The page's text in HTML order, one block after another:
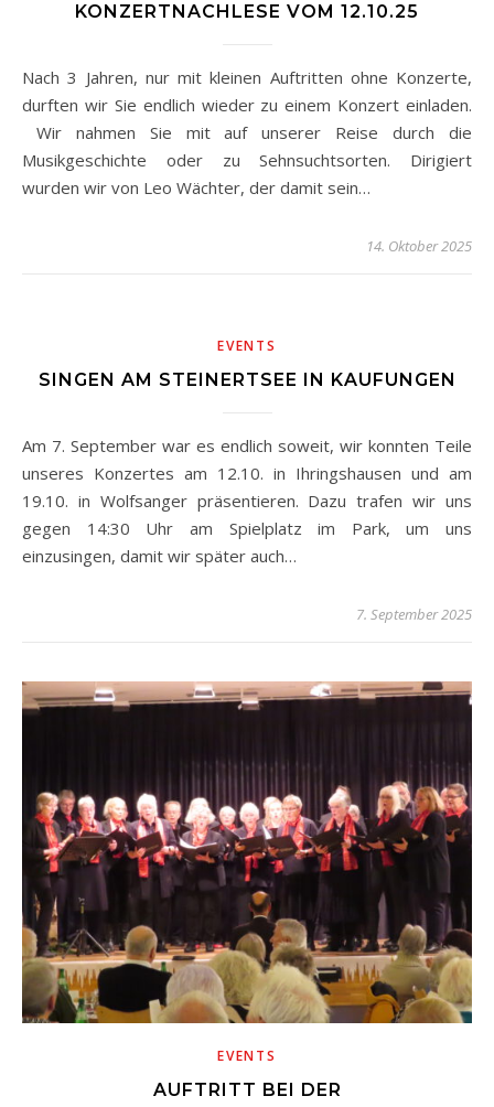
KONZERTNACHLESE VOM 12.10.25
Nach 3 Jahren, nur mit kleinen Auftritten ohne Konzerte,
durften wir Sie endlich wieder zu einem Konzert einladen.
Wir nahmen Sie mit auf unserer Reise durch die
Musikgeschichte oder zu Sehnsuchtsorten. Dirigiert
wurden wir von Leo Wächter, der damit sein…
14. Oktober 2025
EVENTS
SINGEN AM STEINERTSEE IN KAUFUNGEN
Am 7. September war es endlich soweit, wir konnten Teile
unseres Konzertes am 12.10. in Ihringshausen und am
19.10. in Wolfsanger präsentieren. Dazu trafen wir uns
gegen 14:30 Uhr am Spielplatz im Park, um uns
einzusingen, damit wir später auch…
7. September 2025
EVENTS
AUFTRITT BEI DER